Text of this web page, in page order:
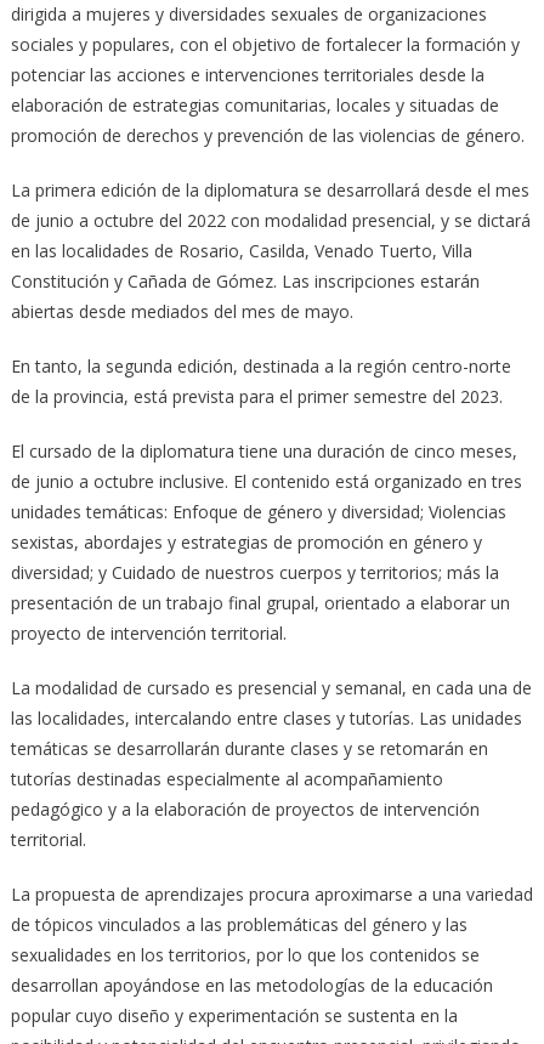
dirigida a mujeres y diversidades sexuales de organizaciones
sociales y populares, con el objetivo de fortalecer la formación y
potenciar las acciones e intervenciones territoriales desde la
elaboración de estrategias comunitarias, locales y situadas de
promoción de derechos y prevención de las violencias de género.
La primera edición de la diplomatura se desarrollará desde el mes
de junio a octubre del 2022 con modalidad presencial, y se dictará
en las localidades de Rosario, Casilda, Venado Tuerto, Villa
Constitución y Cañada de Gómez. Las inscripciones estarán
abiertas desde mediados del mes de mayo.
En tanto, la segunda edición, destinada a la región centro-norte
de la provincia, está prevista para el primer semestre del 2023.
El cursado de la diplomatura tiene una duración de cinco meses,
de junio a octubre inclusive. El contenido está organizado en tres
unidades temáticas: Enfoque de género y diversidad; Violencias
sexistas, abordajes y estrategias de promoción en género y
diversidad; y Cuidado de nuestros cuerpos y territorios; más la
presentación de un trabajo final grupal, orientado a elaborar un
proyecto de intervención territorial.
La modalidad de cursado es presencial y semanal, en cada una de
las localidades, intercalando entre clases y tutorías. Las unidades
temáticas se desarrollarán durante clases y se retomarán en
tutorías destinadas especialmente al acompañamiento
pedagógico y a la elaboración de proyectos de intervención
territorial.
La propuesta de aprendizajes procura aproximarse a una variedad
de tópicos vinculados a las problemáticas del género y las
sexualidades en los territorios, por lo que los contenidos se
desarrollan apoyándose en las metodologías de la educación
popular cuyo diseño y experimentación se sustenta en la